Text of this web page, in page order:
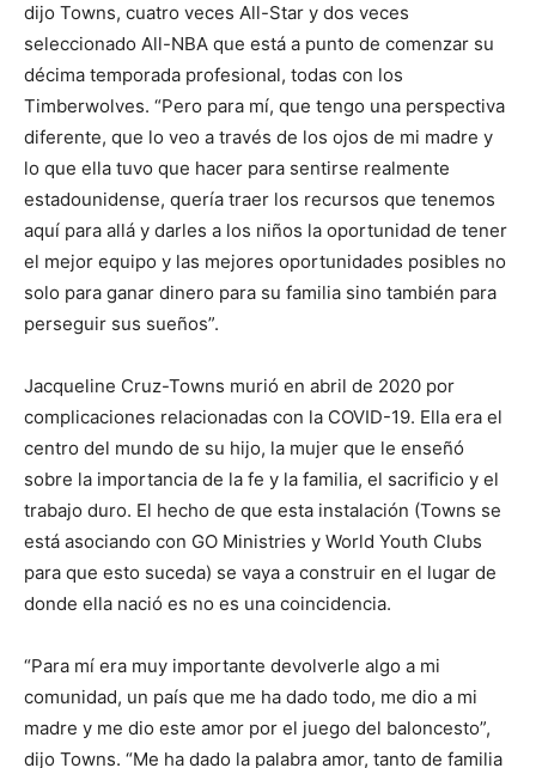
dijo Towns, cuatro veces All-Star y dos veces
seleccionado All-NBA que está a punto de comenzar su
décima temporada profesional, todas con los
Timberwolves. “Pero para mí, que tengo una perspectiva
diferente, que lo veo a través de los ojos de mi madre y
lo que ella tuvo que hacer para sentirse realmente
estadounidense, quería traer los recursos que tenemos
aquí para allá y darles a los niños la oportunidad de tener
el mejor equipo y las mejores oportunidades posibles no
solo para ganar dinero para su familia sino también para
perseguir sus sueños”.
Jacqueline Cruz-Towns murió en abril de 2020 por
complicaciones relacionadas con la COVID-19. Ella era el
centro del mundo de su hijo, la mujer que le enseñó
sobre la importancia de la fe y la familia, el sacrificio y el
trabajo duro. El hecho de que esta instalación (Towns se
está asociando con GO Ministries y World Youth Clubs
para que esto suceda) se vaya a construir en el lugar de
donde ella nació es no es una coincidencia.
“Para mí era muy importante devolverle algo a mi
comunidad, un país que me ha dado todo, me dio a mi
madre y me dio este amor por el juego del baloncesto”,
dijo Towns. “Me ha dado la palabra amor, tanto de familia